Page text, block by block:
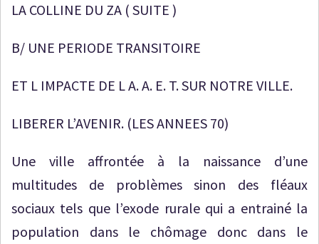
LA COLLINE DU ZA ( SUITE )
B/ UNE PERIODE TRANSITOIRE
ET L IMPACTE DE L A. A. E. T. SUR NOTRE VILLE.
LIBERER L’AVENIR. (LES ANNEES 70)
Une ville affrontée à la naissance d’une
multitudes de problèmes sinon des fléaux
sociaux tels que l’exode rurale qui a entrainé la
population dans le chômage donc dans le